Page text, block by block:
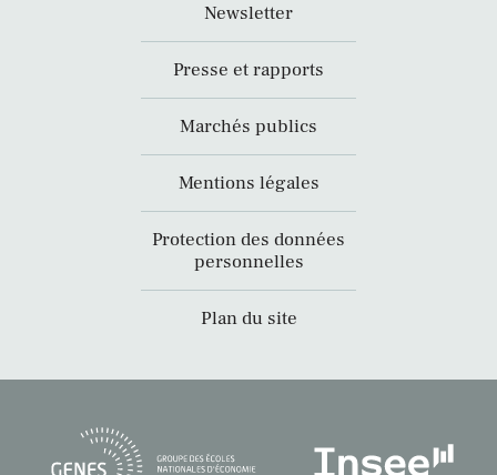
Newsletter
Presse et rapports
Marchés publics
Mentions légales
Protection des données
personnelles
Plan du site